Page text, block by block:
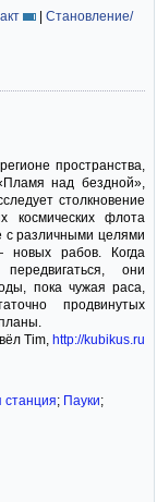
| Становление/
пространства,
над бездной»,
столкновение
космических флота
с различными целями
рабов. Когда
они
пока чужая раса,
продвинутых
Tim, http://kubikus.ru
станция; Пауки;